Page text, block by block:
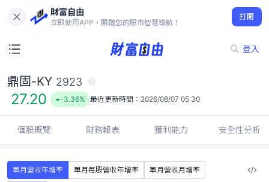
財富自由
立即使用APP，開啟您的股市智慧導航！
打開
登入
27.20
-3.36%
鼎固-KY 2923
27.20 -3.36% 最近更新時間： 2026/08/07 05:30
個股概覽 財務報表 獲利能力 安全性分析
單月營收年增率 單月每股營收年增率
單月營收月增率